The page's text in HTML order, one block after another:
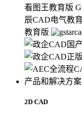
看图王教育版
辰CAD电气教
教育版
产品和解决方案
2D CAD